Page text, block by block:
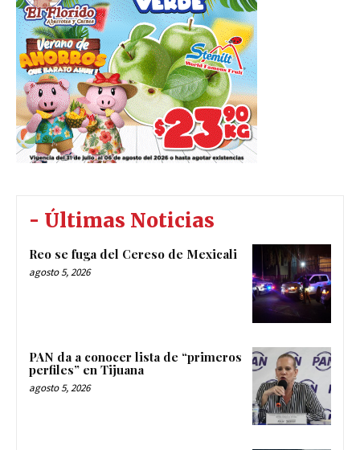
- Últimas Noticias
Reo se fuga del Cereso de Mexicali
agosto 5, 2026
PAN da a conocer lista de “primeros
perfiles” en Tijuana
agosto 5, 2026